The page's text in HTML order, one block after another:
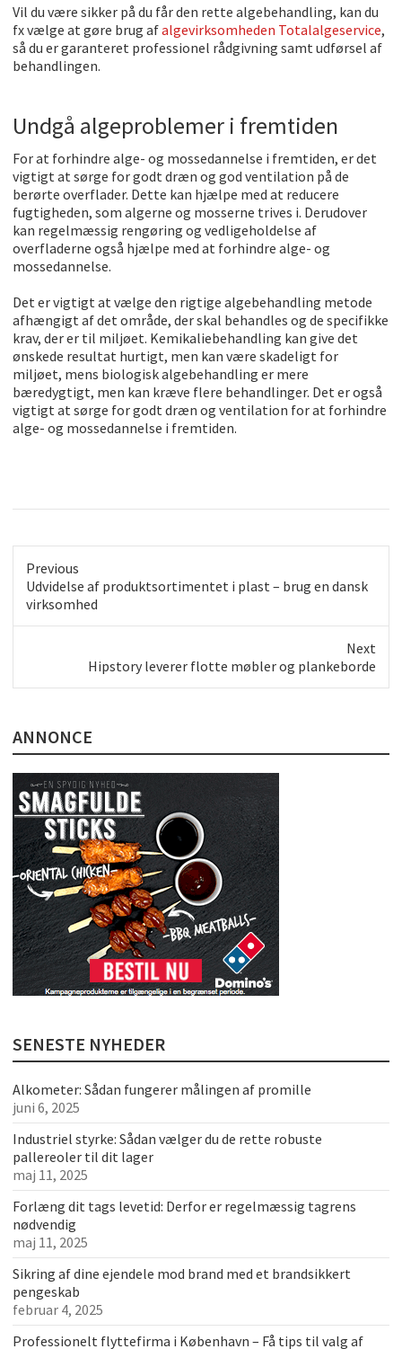
Vil du være sikker på du får den rette algebehandling, kan du
fx vælge at gøre brug afalgevirksomheden Totalalgeservice,
så du er garanteret professionel rådgivning samt udførsel af
behandlingen.
Undgå algeproblemer i fremtiden
For at forhindre alge- og mossedannelse i fremtiden, er det
vigtigt at sørge for godt dræn og god ventilation på de
berørte overflader. Dette kan hjælpe med at reducere
fugtigheden, som algerne og mosserne trives i. Derudover
kan regelmæssig rengøring og vedligeholdelse af
overfladerne også hjælpe med at forhindre alge- og
mossedannelse.
Det er vigtigt at vælge den rigtige algebehandling metode
afhængigt af det område, der skal behandles og de specifikke
krav, der er til miljøet. Kemikaliebehandling kan give det
ønskede resultat hurtigt, men kan være skadeligt for
miljøet, mens biologisk algebehandling er mere
bæredygtigt, men kan kræve flere behandlinger. Det er også
vigtigt at sørge for godt dræn og ventilation for at forhindre
alge- og mossedannelse i fremtiden.
Previous
Previous
post:
Udvidelse af produktsortimentet i plast – brug en dansk
virksomhed
Next
post:
Hipstory leverer flotte møbler og plankeborde
ANNONCE
SENESTE NYHEDER
Alkometer: Sådan fungerer målingen af promille
juni 6, 2025
Industriel styrke: Sådan vælger du de rette robuste
pallereoler til dit lager
maj 11, 2025
Forlæng dit tags levetid: Derfor er regelmæssig tagrens
nødvendig
maj 11, 2025
Sikring af dine ejendele mod brand med et brandsikkert
pengeskab
februar 4, 2025
Professionelt flyttefirma i København – Få tips til valg af